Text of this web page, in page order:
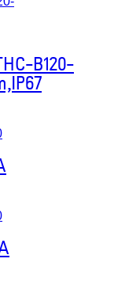
B120-